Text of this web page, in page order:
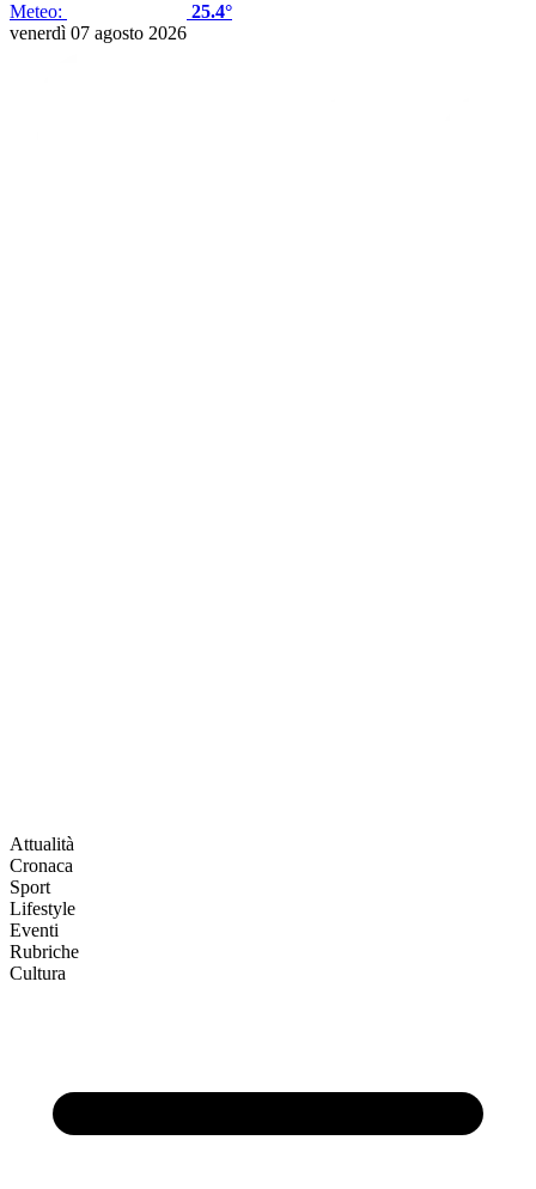
Meteo:
25.4°
venerdì 07 agosto 2026
Attualità
Cronaca
Sport
Lifestyle
Eventi
Rubriche
Cultura